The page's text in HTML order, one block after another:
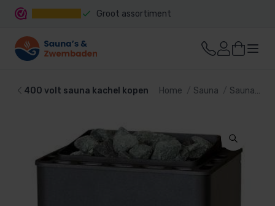
Groot assortiment
400 volt sauna kachel kopen Home Sauna Sauna kachel